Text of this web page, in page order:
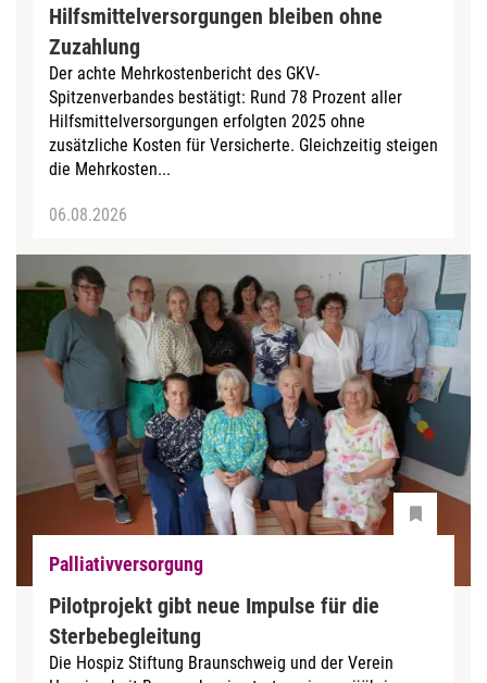
Hilfsmittelversorgungen bleiben ohne
Zuzahlung
Der achte Mehrkostenbericht des GKV-
Spitzenverbandes bestätigt: Rund 78 Prozent aller
Hilfsmittelversorgungen erfolgten 2025 ohne
zusätzliche Kosten für Versicherte. Gleichzeitig steigen
die Mehrkosten...
06.08.2026
Palliativversorgung
Pilotprojekt gibt neue Impulse für die
Sterbebegleitung
Die Hospiz Stiftung Braunschweig und der Verein